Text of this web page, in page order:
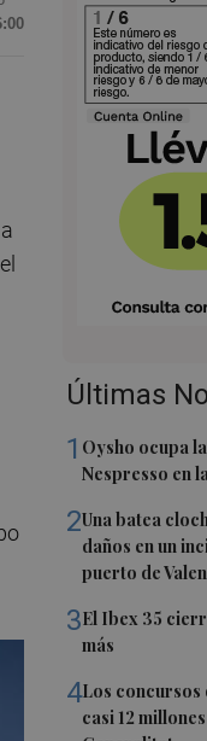
Últimas
1 Oysho ocupa
Nespresso en
2Una batea
daños en un
puerto de
3El Ibex 35
más
4Los concursos
casi 12